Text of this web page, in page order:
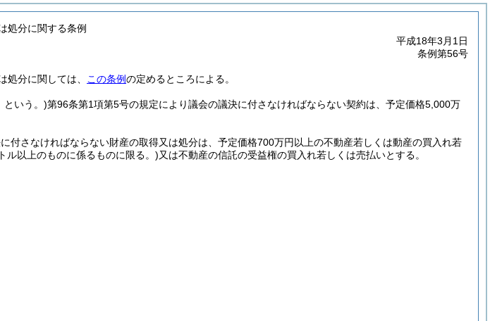
処分に関する条例
平成18年3月1日
条例第56号
処分に関しては、 この条例の定めるところによる。
という。)第96条第1項第5号の規定により議会の議決に付さなければならない契約は、予定価格5,000万
付さなければならない財産の取得又は処分は、予定価格700万円以上の不動産若しくは動産の買入れ若
ル以上のものに係るものに限る。)又は不動産の信託の受益権の買入れ若しくは売払いとする。